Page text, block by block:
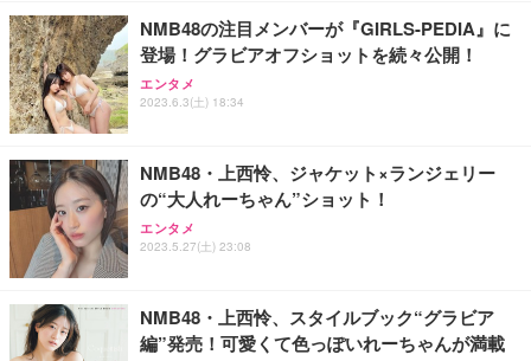
NMB48の注目メンバーが『GIRLS-PEDIA』に
登場！グラビアオフショットを続々公開！
エンタメ
2023.6.3(土) 18:34
NMB48・上西怜、ジャケット×ランジェリー
の“大人れーちゃん”ショット！
エンタメ
2023.5.27(土) 23:08
NMB48・上西怜、スタイルブック“グラビア
編”発売！可愛くて色っぽいれーちゃんが満載